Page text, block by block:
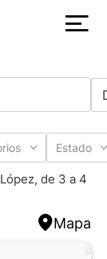
Estado
de 3 a 4
Mapa